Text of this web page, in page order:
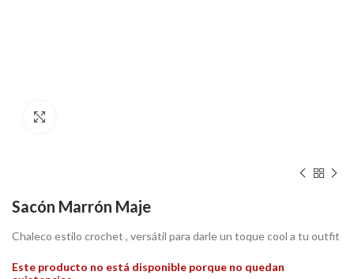
Sacón Marrón Maje
Chaleco estilo crochet , versátil para darle un toque cool a tu outfit
Este producto no está disponible porque no quedan